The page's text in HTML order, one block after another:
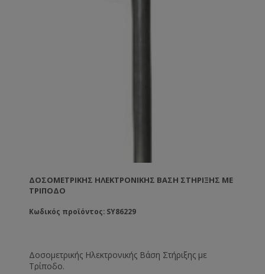
ΔΟΣΟΜΕΤΡΙΚΉΣ ΗΛΕΚΤΡΟΝΙΚΉΣ ΒΆΣΗ ΣΤΉΡΙΞΗΣ ΜΕ
ΤΡΊΠΟΔΟ
Κωδικός προϊόντος: SY86229
Δοσομετρικής Ηλεκτρονικής Βάση Στήριξης με
Τρίποδο.